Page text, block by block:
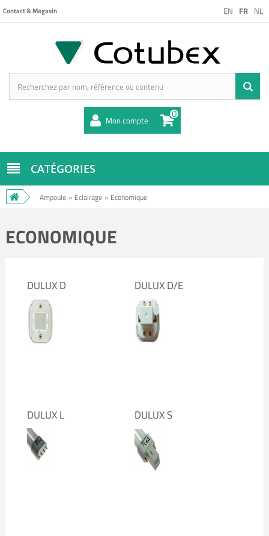
EN FR NL
Contact & Magasin
Mon compte 0
CATÉGORIES
Ampoule » Eclairage » Economique
ECONOMIQUE
DULUX D DULUX D/E
DULUX L DULUX S